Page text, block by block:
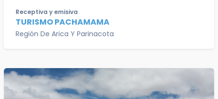
Receptiva y emisiva
TURISMO PACHAMAMA
Región De Arica Y Parinacota